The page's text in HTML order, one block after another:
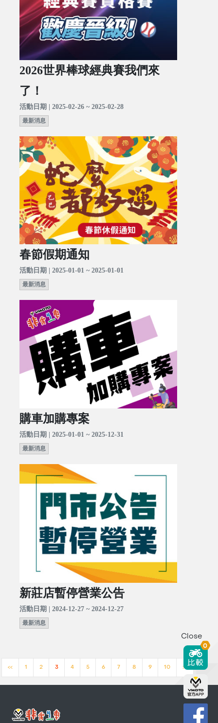
2026世界棒球經典賽我們來
了！
活動日期 | 2025-02-26 ~ 2025-02-28
最新消息
春節假期通知
活動日期 | 2025-01-01 ~ 2025-01-01
最新消息
購車加購專案
活動日期 | 2025-01-01 ~ 2025-12-31
最新消息
新莊店暫停營業公告
活動日期 | 2024-12-27 ~ 2024-12-27
最新消息
<< 1 2 3 4 5 6 7 8 9 10 >>
Close
0